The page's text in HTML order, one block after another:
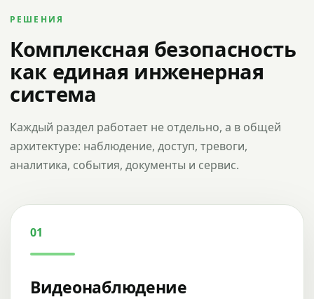
РЕШЕНИЯ
Комплексная безопасность
как единая инженерная
система
Каждый раздел работает не отдельно, а в общей
архитектуре: наблюдение, доступ, тревоги,
аналитика, события, документы и сервис.
01
Видеонаблюдение